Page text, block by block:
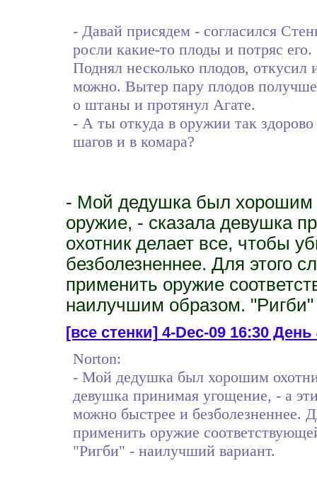
- Давай присядем - согласился
росли какие-то плоды и потряс его.
Поднял несколько плодов,
можно. Вытер пару плодов получше
о штаны и протянул Агате.
- А ты откуда в оружии так
шагов и в комара?
- Мой дедушка был хорошим
оружие, - сказала девушка
охотник делает все, чтобы
безболезненнее. Для этого
применить оружие
наилучшим образом.
[все стенки]4-Dec-09 16:30 День
Norton:
- Мой дедушка был хорошим
девушка принимая угощение, - а
можно быстрее и безболезненнее.
применить оружие
"Ригби" - наилучший вариант.